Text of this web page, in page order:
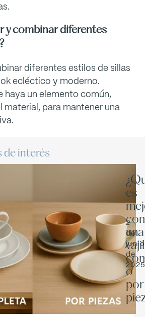
y combinar diferentes
diferentes estilos de sillas
ecléctico y moderno.
haya un elemento común,
material, para mantener una
interés
es
una
o
por
2
de
junio
de